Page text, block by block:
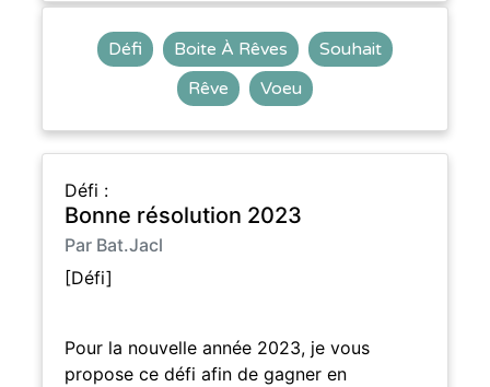
Défi Boite À Rêves
Souhait
Rêve
Voeu
Défi :
Bonne résolution 2023
Par Bat.Jacl
[Défi]
Pour la nouvelle année 2023, je vous
propose ce défi afin de gagner en